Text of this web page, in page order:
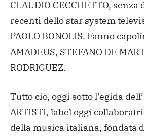
CLAUDIO CECCHETTO,
recenti dello star system
PAOLO BONOLIS. Fanno
AMADEUS, STEFANO DE
RODRIGUEZ.
Tutto ciò, oggi sotto l’egida
ARTISTI, label oggi
della musica italiana, fondata